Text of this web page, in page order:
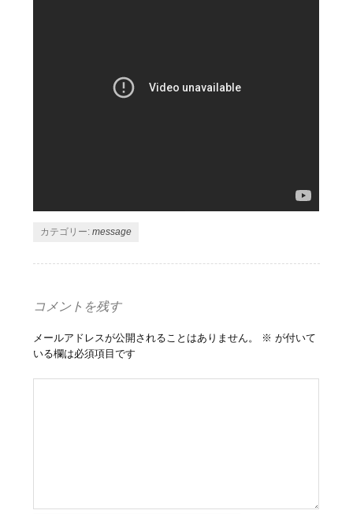
カテゴリー:message
コメントを残す
メールアドレスが公開されることはありません。 ※ が付いて
いる欄は必須項目です